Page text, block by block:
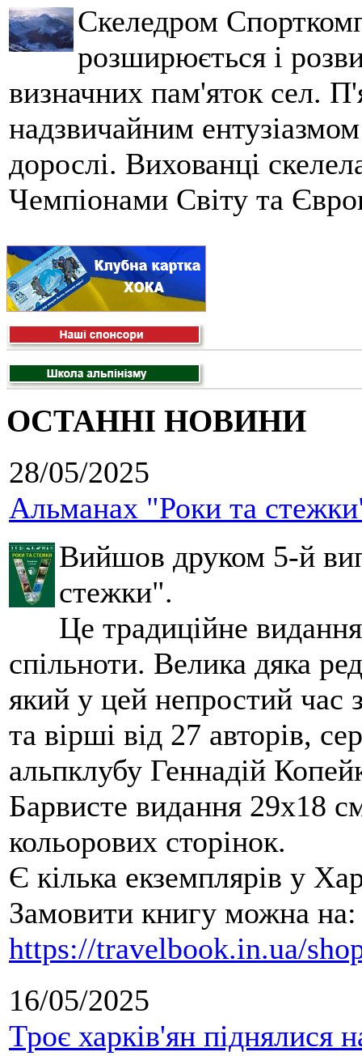
Скеледром
розширюється і
визначних пам'яток сел.
надзвичайним
дорослі. Вихованці
Чемпіонами Світу та
ОСТАННІ НОВИНИ
28/05/2025
Альманах "Роки та
Вийшов друком 5-й
стежки".
Це традиційне
спільноти. Велика дяка
який у цей непростий час
та вірші від 27 авторів,
альпклубу Геннадій
Барвисте видання 29х18
кольорових сторінок.
Є кілька екземплярів у
Замовити книгу можна на:
https://travelbook.in.ua/
16/05/2025
Троє харків'ян піднялися